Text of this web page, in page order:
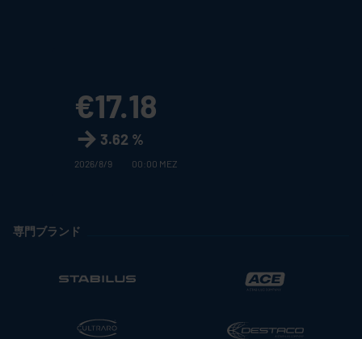
€17.18
3.62 %
2026/8/9 00:00 MEZ
専門ブランド